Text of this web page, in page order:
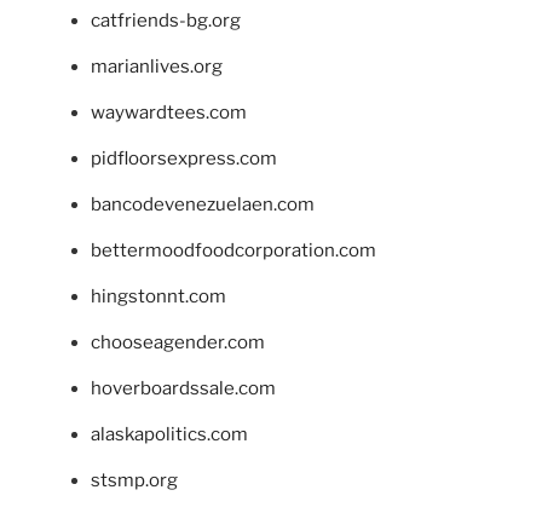
catfriends-bg.org
marianlives.org
waywardtees.com
pidfloorsexpress.com
bancodevenezuelaen.com
bettermoodfoodcorporation.com
hingstonnt.com
chooseagender.com
hoverboardssale.com
alaskapolitics.com
stsmp.org